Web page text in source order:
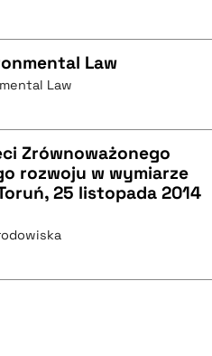
Law
Law
Zrównoważonego
rozwoju w wymiarze
25 listopada 2014